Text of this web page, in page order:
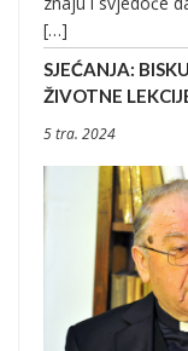
[…]
SJEĆANJA:
ŽIVOTNE
5 tra. 2024